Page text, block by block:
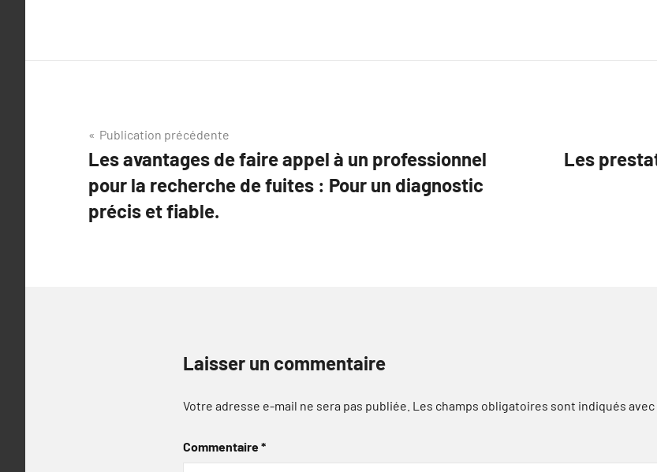
Navigation
de
l’article
Publication précédente
Les avantages de faire appel à un professionnel
pour la recherche de fuites : Pour un diagnostic
précis et fiable.
Les
Laisser un commentaire
Votre adresse e-mail ne sera pas publiée. Les champs obligatoires sont indiqués avec
Commentaire*